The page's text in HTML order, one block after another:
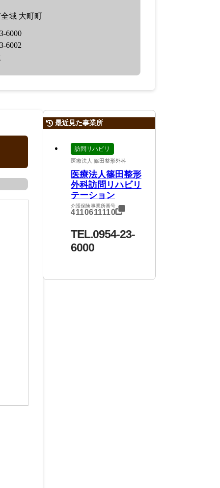
域 大町町
6000
6002
最近見た事業所
訪問リハビリ
医療法人 篠田整形外科
医療法人篠田整形
外科訪問リハビリ
テーション
介護保険事業所番号
4110611110
TEL.0954-23-
6000